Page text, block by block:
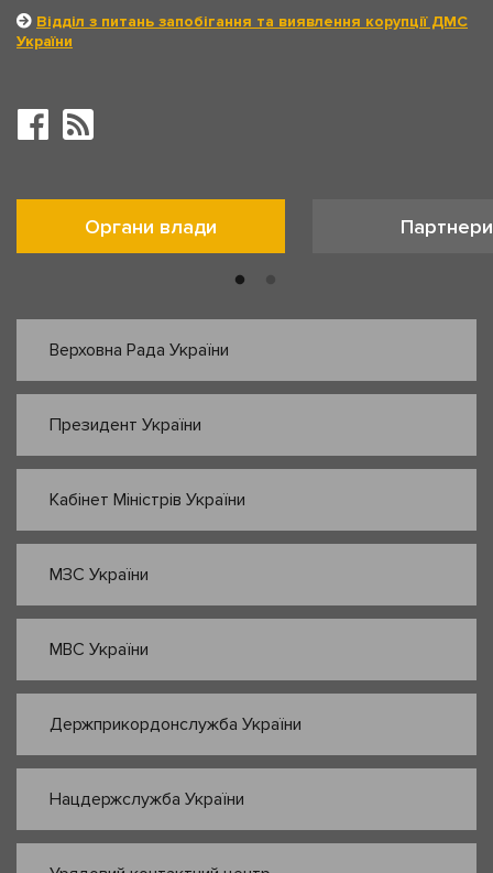
Відділ з питань запобігання та виявлення корупції ДМС
України
Органи влади Партнери
Верховна Рада України
Президент України
Кабінет Міністрів України
МЗС України
МВС України
Держприкордонслужба України
Нацдержслужба України